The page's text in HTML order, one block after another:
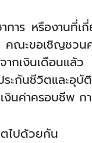
การ หรืองานที่
ณะขอเชิญชวน
ากเงินเดือนแล้
ะกันชีวิตและอุบั
งินค่าครอบชีพ
ไปด้วยกัน